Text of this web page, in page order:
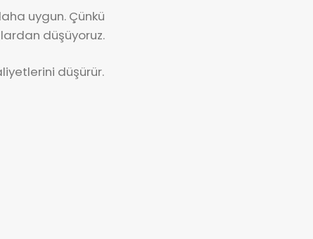
uygun. Çünkü
düşüyoruz.
düşürür.